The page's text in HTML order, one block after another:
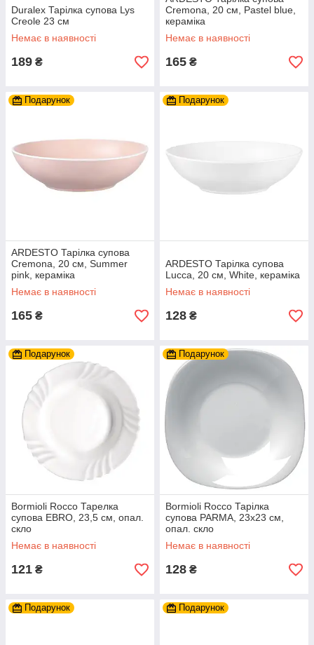
Duralex Тарілка супова Lys
Creole 23 см
Немає в наявності
189 ₴
Cremona, 20 см, Pastel blue,
кераміка
Немає в наявності
165 ₴
Подарунок
ARDESTO Тарілка супова
Cremona, 20 см, Summer
pink, кераміка
Немає в наявності
165 ₴
Подарунок
ARDESTO Тарілка супова
Lucca, 20 см, White, кераміка
Немає в наявності
128 ₴
Подарунок
Bormioli Rocco Тарелка
супова EBRO, 23,5 см, опал.
скло
Немає в наявності
121 ₴
Подарунок
Bormioli Rocco Тарілка
супова PARMA, 23x23 см,
опал. скло
Немає в наявності
128 ₴
Подарунок Подарунок